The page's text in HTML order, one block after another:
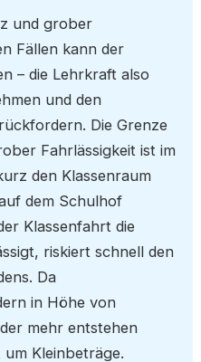
und grober
Fällen kann der
– die Lehrkraft also
und den
Die Grenze
Fahrlässigkeit ist im
den Klassenraum
dem Schulhof
Klassenfahrt die
riskiert schnell den
Da
in Höhe von
mehr entstehen
Kleinbeträge.